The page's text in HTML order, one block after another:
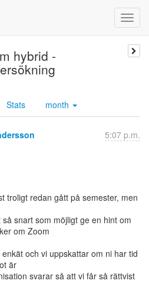
hybrid -
Stats month
5:07 p.m.
troligt redan gått på semester, men
snart som möjligt ge en hint om
om Zoom
och vi uppskattar om ni har tid
är
svarar så att vi får så rättvist